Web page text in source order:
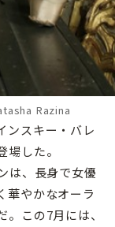
Razina
ンスキー・バレ
した。
は、長身で女優
華やかなオーラ
この7月には、